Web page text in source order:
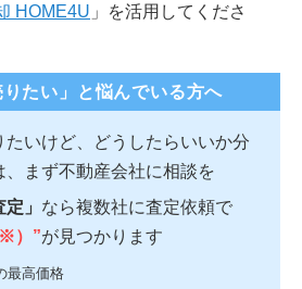
HOME4U 」を活用してくださ
りたい」と悩んでいる方へ
たいけど、どうしたらいいか分
、まず不動産会社に相談を
」 なら複数社に査定依頼で
）”が見つかります
最高価格